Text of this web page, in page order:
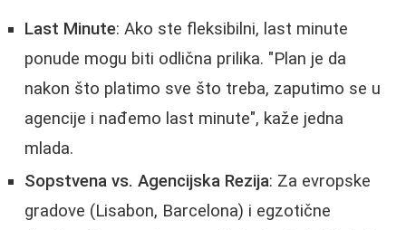
Last Minute: Ako ste fleksibilni, last minute
ponude mogu biti odlična prilika. "Plan je da
nakon što platimo sve što treba, zaputimo se u
agencije i nađemo last minute", kaže jedna
mlada.
Sopstvena vs. Agencijska Rezija: Za evropske
gradove (Lisabon, Barcelona) i egzotične